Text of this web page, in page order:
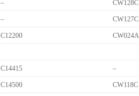
– CW128C
– CW127C
C12200 CW024A
C14415 –
C14500 CW118C